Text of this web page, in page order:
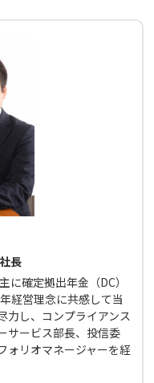
長
に確定拠出年金（DC）
経営理念に共感して当
力し、コンプライアンス
サービス部長、投信委
ォリオマネージャーを経